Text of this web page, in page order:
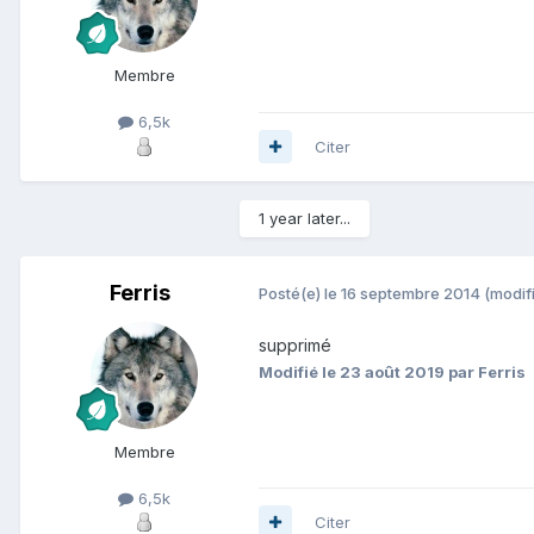
Membre
6,5k
Citer
1 year later...
Ferris
Membre
6,5k
Posté(e) le 16 septembre 2014
supprimé
Modifié le 23 août 2019 par Ferris
Citer